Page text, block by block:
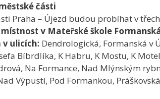
části
Praha – Újezd budou probíhat v
místnost v Mateřské škole
ulicích: Dendrologická, Formanská v
Bíbrdlíka, K Habru, K Mostu, K
Na Formance, Nad Mlýnským
Výpustí, Pod Formankou,